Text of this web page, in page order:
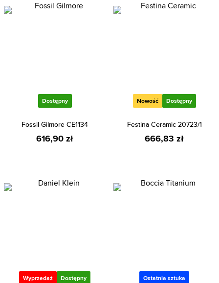
Dostępny
Fossil Gilmore CE1134
616,90 zł
Nowość Dostępny
Festina Ceramic 20723/1
666,83 zł
Wyprzedaż Dostępny Ostatnia sztuka